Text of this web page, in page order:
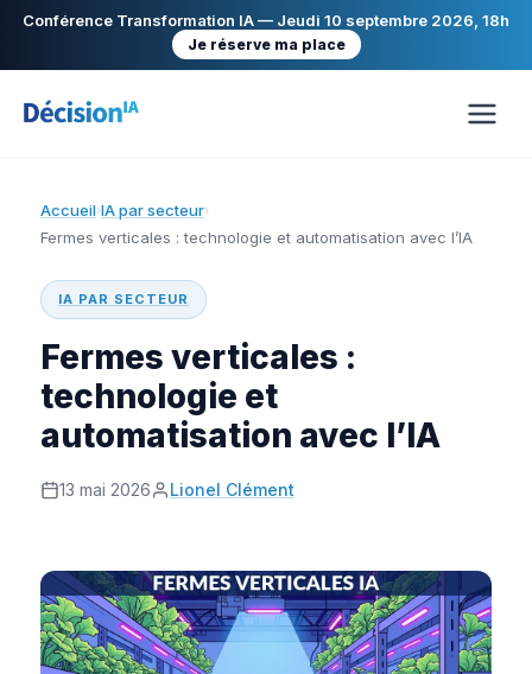
Conférence Transformation IA — Jeudi 10 septembre 2026, 18h
Je réserve ma place
Accueil›IA par secteur›
Fermes verticales : technologie et automatisation avec l’IA
IA PAR SECTEUR
Fermes verticales :
technologie et
automatisation avec l’IA
13 mai 2026 Lionel Clément